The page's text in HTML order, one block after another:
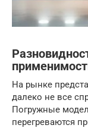
На рынке
далеко не все
Погружные
перегреваются